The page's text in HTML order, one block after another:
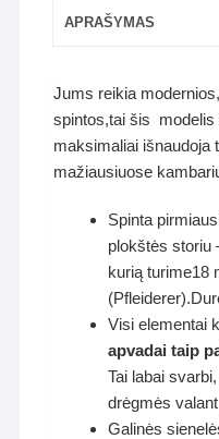
APRAŠYMAS
Jums reikia
spintos,tai šis modelis
maksimaliai išnaudoja
mažiausiuose
Spinta
plokštės storiu
kurią turime18
Visi elementai
apvadai taip
Tai labai
drėgmės
Galinės